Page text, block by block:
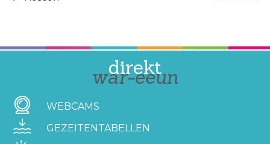
direkt
war-eeun
WEBCAMS
GEZEITENTABELLEN